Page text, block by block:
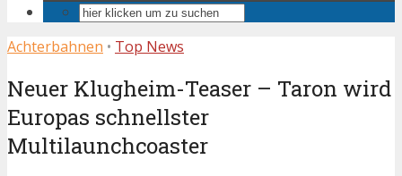
Achterbahnen • Top News
Neuer Klugheim-Teaser – Taron wird
Europas schnellster
Multilaunchcoaster